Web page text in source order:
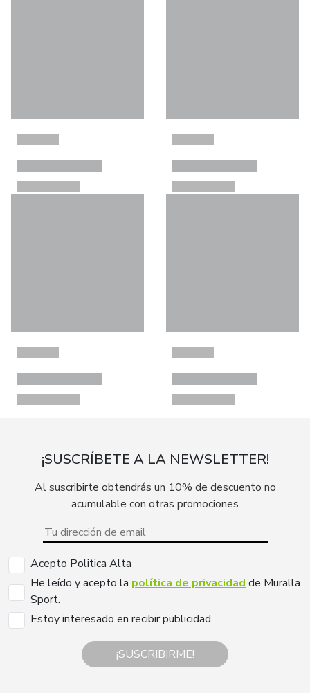
¡SUSCRÍBETE A LA NEWSLETTER!
Al suscribirte obtendrás un 10% de descuento no
acumulable con otras promociones
Acepto Politica Alta
He leído y acepto la política de privacidad de Muralla
Sport.
Estoy interesado en recibir publicidad.
¡SUSCRIBIRME!